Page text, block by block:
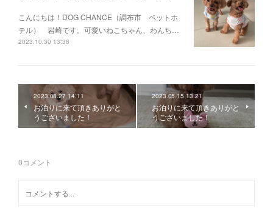
こんにちは！DOG CHANCE（調布市 ペットホ
テル） 岩崎です。可愛いねこちゃん、わんち…
2023.10.30 13:38
2023.08.27 14:11
お泊りに来て頂きありがと
うございました！
2023.05.15 13:21
お泊りに来て頂きありがと
うございました！
0コメント